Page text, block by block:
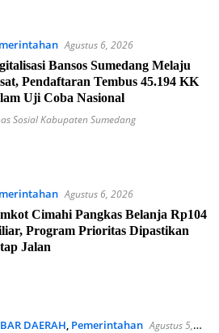
Agustus 6, 2026
Bansos Sumedang Melaju
Pendaftaran Tembus 45.194 KK
Uji Coba Nasional
Sosial Kabupaten Sumedang
Agustus 6, 2026
Cimahi Pangkas Belanja Rp104
Program Prioritas Dipastikan
Jalan
DAERAH, Pemerintahan Agustus 5,